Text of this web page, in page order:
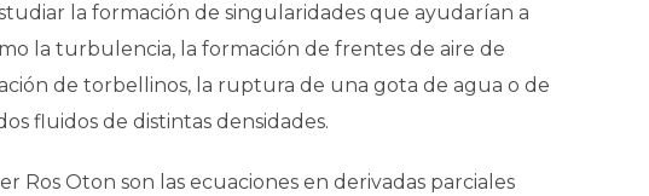
la formación de singularidades que ayudarían a
la turbulencia, la formación de frentes de aire de
de torbellinos, la ruptura de una gota de agua o de
fluidos de distintas densidades.
Ros Oton son las ecuaciones en derivadas parciales